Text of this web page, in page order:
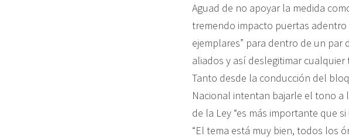
Aguad de no apoyar la medida
tremendo impacto puertas
ejemplares” para dentro de un par
aliados y así deslegitimar cualquier
Tanto desde la conducción del
Nacional intentan bajarle el tono a
de la Ley “es más importante que
“El tema está muy bien, todos los